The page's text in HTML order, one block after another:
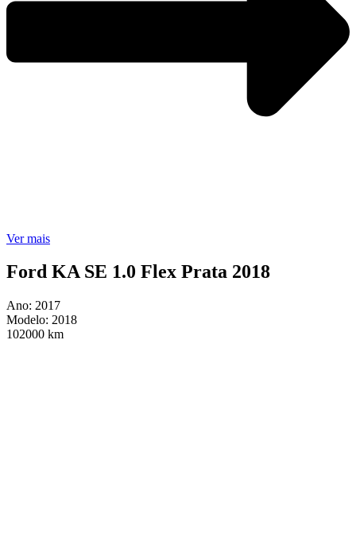
Ver mais
Ford KA SE 1.0 Flex Prata 2018
Ano: 2017
Modelo: 2018
102000 km